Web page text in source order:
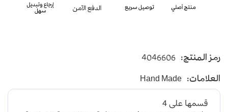
رمز المنتج: 4046606
العلامات: Hand Made